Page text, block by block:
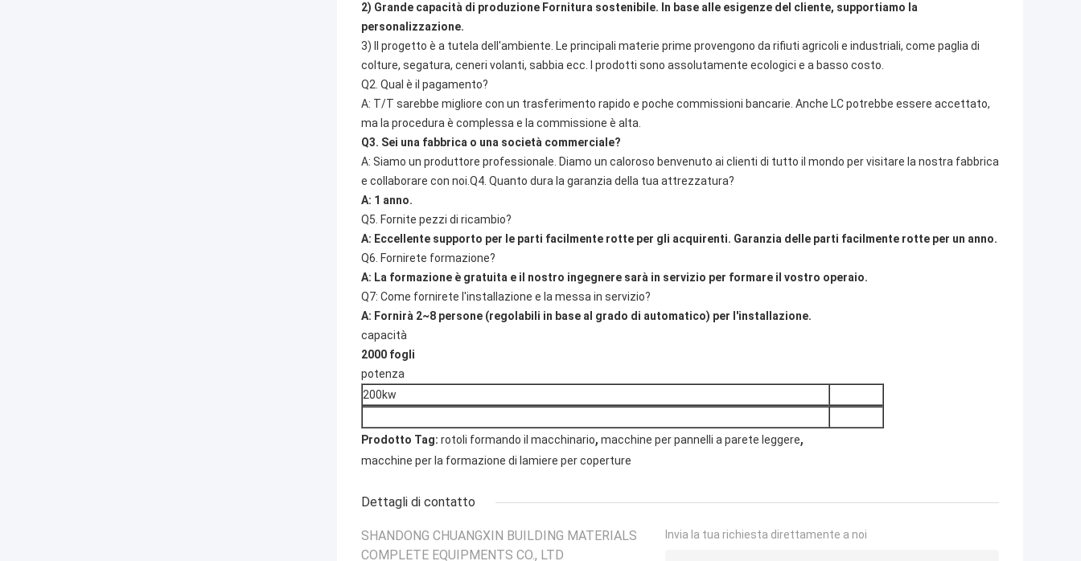
2) Grande capacità di produzione Fornitura sostenibile. In base alle esigenze del cliente, supportiamo la
personalizzazione.
3) Il progetto è a tutela dell'ambiente. Le principali materie prime provengono da rifiuti agricoli e industriali, come paglia di
colture, segatura, ceneri volanti, sabbia ecc. I prodotti sono assolutamente ecologici e a basso costo.
Q2. Qual è il pagamento?
A: T/T sarebbe migliore con un trasferimento rapido e poche commissioni bancarie. Anche LC potrebbe essere accettato,
ma la procedura è complessa e la commissione è alta.
Q3. Sei una fabbrica o una società commerciale?
A: Siamo un produttore professionale. Diamo un caloroso benvenuto ai clienti di tutto il mondo per visitare la nostra fabbrica
e collaborare con noi.Q4. Quanto dura la garanzia della tua attrezzatura?
A: 1 anno.
Q5. Fornite pezzi di ricambio?
A: Eccellente supporto per le parti facilmente rotte per gli acquirenti. Garanzia delle parti facilmente rotte per un anno.
Q6. Fornirete formazione?
A: La formazione è gratuita e il nostro ingegnere sarà in servizio per formare il vostro operaio.
Q7: Come fornirete l'installazione e la messa in servizio?
A: Fornirà 2~8 persone (regolabili in base al grado di automatico) per l'installazione.
capacità
2000 fogli
potenza
200kw
Prodotto Tag: rotoli formando il macchinario, macchine per pannelli a parete leggere,
macchine per la formazione di lamiere per coperture
Dettagli di contatto
SHANDONG CHUANGXIN BUILDING MATERIALS
COMPLETE EQUIPMENTS CO., LTD
Invia la tua richiesta direttamente a noi